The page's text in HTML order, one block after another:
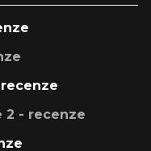
2 - recenze